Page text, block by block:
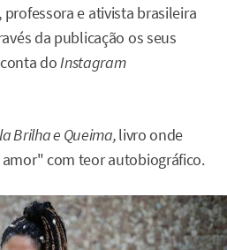
professora e ativista brasileira
da publicação os seus
doInstagram
Brilha e Queima,livro onde
com teor autobiográfico.